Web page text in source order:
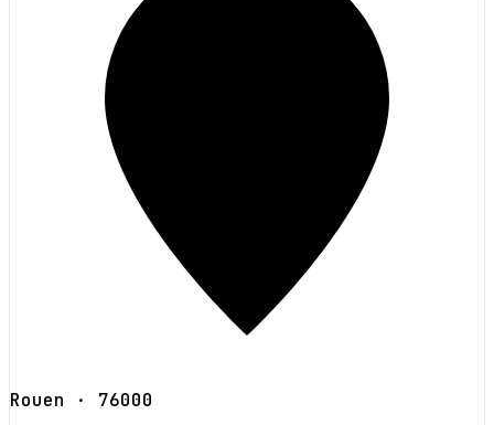
Rouen · 76000